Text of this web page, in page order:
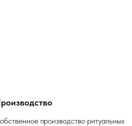
производство ритуальных